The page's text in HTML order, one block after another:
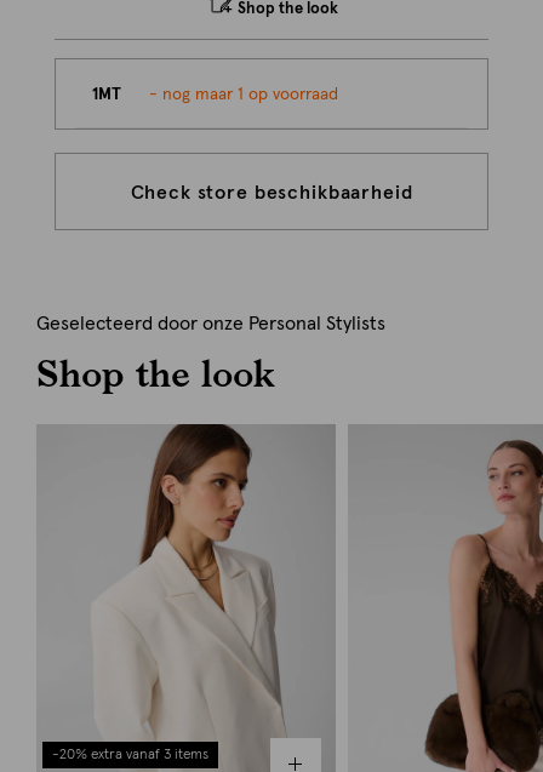
Shop the look
1MT - nog maar 1 op voorraad
Check store beschikbaarheid
Geselecteerd door onze Personal Stylists
Shop the look
-20% extra vanaf 3 items